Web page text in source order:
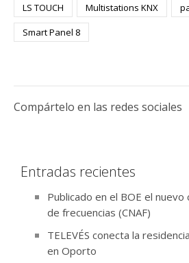
LS TOUCH
Multistations KNX
Smart Panel 8
Compártelo en las redes sociales
Entradas recientes
Publicado en el BOE el
de frecuencias (CNAF)
TELEVÉS conecta la
en Oporto